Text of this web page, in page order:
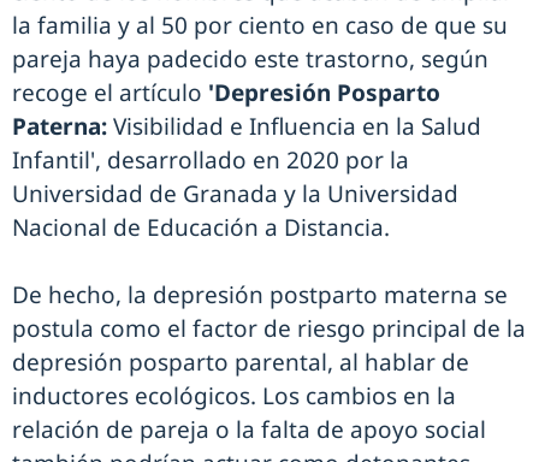
la familia y al 50 por ciento en caso de que su
pareja haya padecido este trastorno, según
recoge el artículo 'Depresión Posparto
Paterna:Visibilidad e Influencia en la Salud
Infantil', desarrollado en 2020 por la
Universidad de Granada y la Universidad
Nacional de Educación a Distancia.
De hecho, la depresión postparto materna se
postula como el factor de riesgo principal de la
depresión posparto parental, al hablar de
inductores ecológicos. Los cambios en la
relación de pareja o la falta de apoyo social